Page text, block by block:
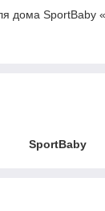
дома SportBaby
SportBaby